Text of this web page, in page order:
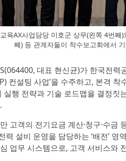
육AX사업담당 이호군 상무(왼쪽 4번
째) 등 관계자들이 착수보고회에서
대표 현신균)가 한국전
컨설팅 사업’을 수주하고, 본격
실행 전략과 기술 로드맵을 결정
고객의 전기요금 계산·청구·수금
력 설비 운영을 담당하는 ‘배전’
업무 시스템으로, 고객 서비스와